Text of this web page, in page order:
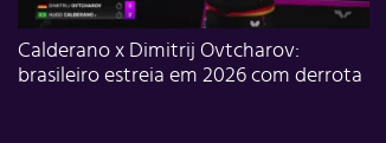
Calderano x Dimitrij Ovtcharov:
brasileiro estreia em 2026 com derrota